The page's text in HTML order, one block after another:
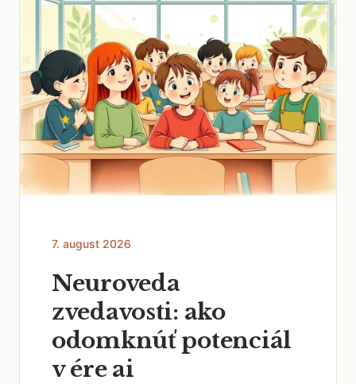
7. august 2026
Neuroveda
zvedavosti: ako
odomknúť potenciál
v ére ai